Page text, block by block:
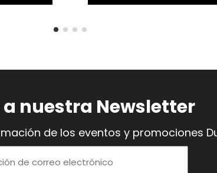
a nuestra Newsletter
de los eventos y promociones